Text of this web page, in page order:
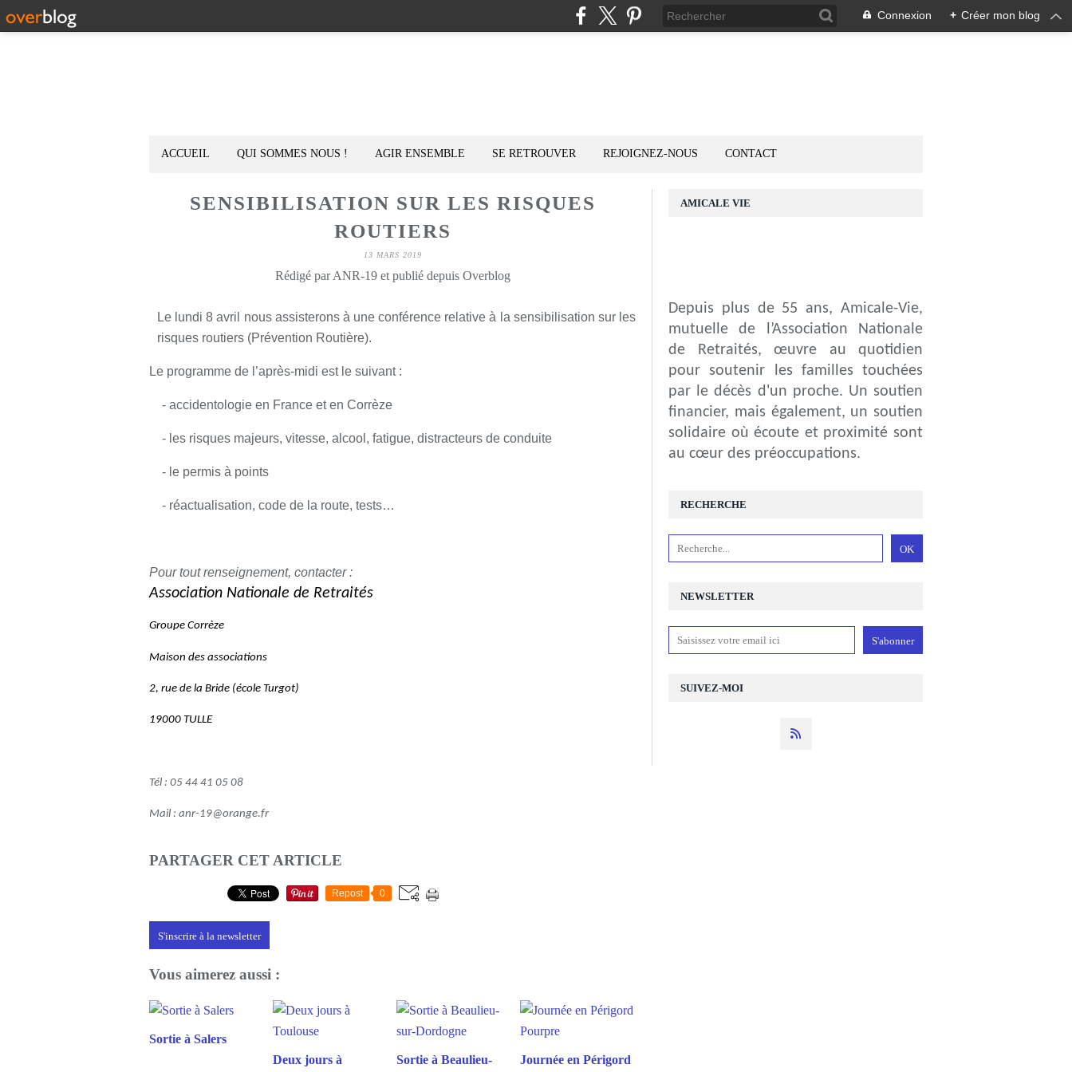
Connexion + Créer mon blog
ACCUEIL QUI SOMMES NOUS ! AGIR ENSEMBLE SE RETROUVER REJOIGNEZ-NOUS CONTACT
SENSIBILISATION SUR LES RISQUES
ROUTIERS
13 MARS 2019
Rédigé par ANR-19 et publié depuis Overblog
Le lundi 8 avril nous assisterons à une conférence relative à la sensibilisation sur les
risques routiers (Prévention Routière).
Le programme de l’après-midi est le suivant :
- accidentologie en France et en Corrèze
- les risques majeurs, vitesse, alcool, fatigue, distracteurs de conduite
- le permis à points
- réactualisation, code de la route, tests…
Pour tout renseignement, contacter :
Association Nationale de Retraités
Groupe Corrèze
Maison des associations
2, rue de la Bride (école Turgot)
19000 TULLE
Tél : 05 44 41 05 08
Mail : anr-19@orange.fr
PARTAGER CET ARTICLE
Repost 0
S'inscrire à la newsletter
Vous aimerez aussi :
Sortie à Salers
Deux jours à
Sortie à Beaulieu- Journée en Périgord
NEWSLETTER
SUIVEZ-MOI
RECHERCHE
AMICALE VIE
Depuis plus de 55 ans, Amicale-Vie,
mutuelle de l’Association Nationale
de Retraités, œuvre au quotidien
pour soutenir les familles touchées
par le décès d'un proche. Un soutien
financier, mais également, un soutien
solidaire où écoute et proximité sont
au cœur des préoccupations.